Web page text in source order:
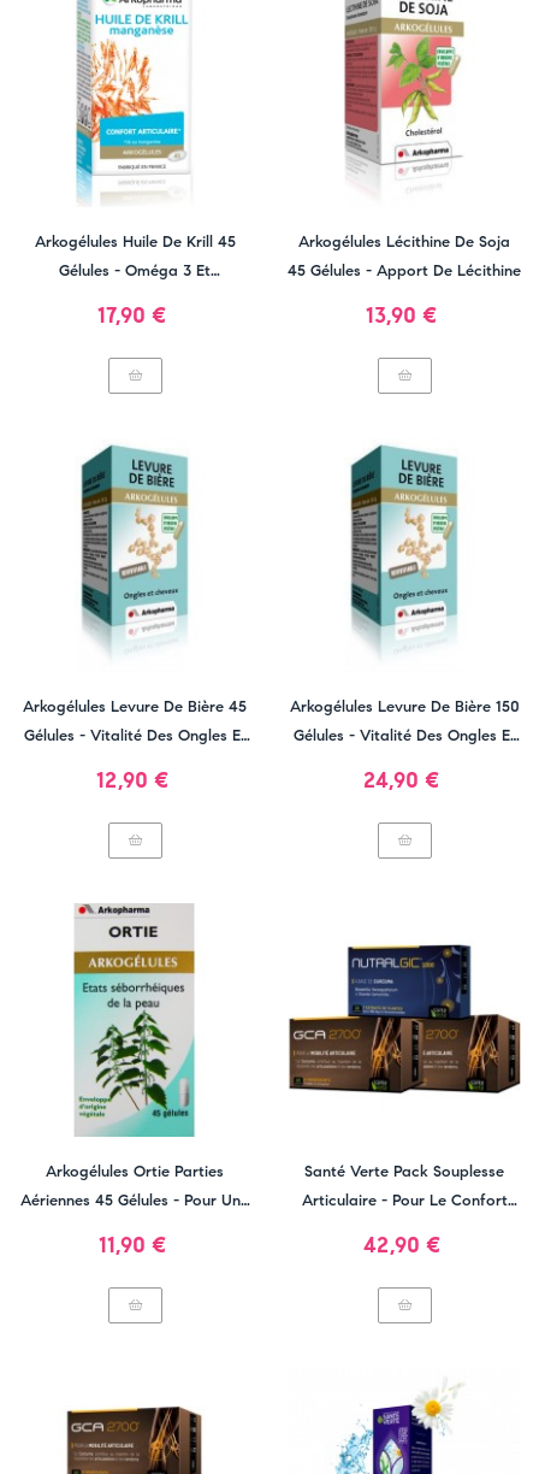
Arkogélules Huile De Krill 45
Gélules - Oméga 3 Et
Prix
17,90 €
Arkogélules Lécithine De Soja
45 Gélules - Apport De Lécithine
Prix
13,90 €
Arkogélules Levure De Bière 45
Gélules - Vitalité Des Ongles Et
Prix
12,90 €
Arkogélules Levure De Bière 150
Gélules - Vitalité Des Ongles Et
Prix
24,90 €
Arkogélules Ortie Parties
Aériennes 45 Gélules - Pour Une
Prix
11,90 €
Santé Verte Pack Souplesse
Articulaire - Pour Le Confort
Prix
42,90 €